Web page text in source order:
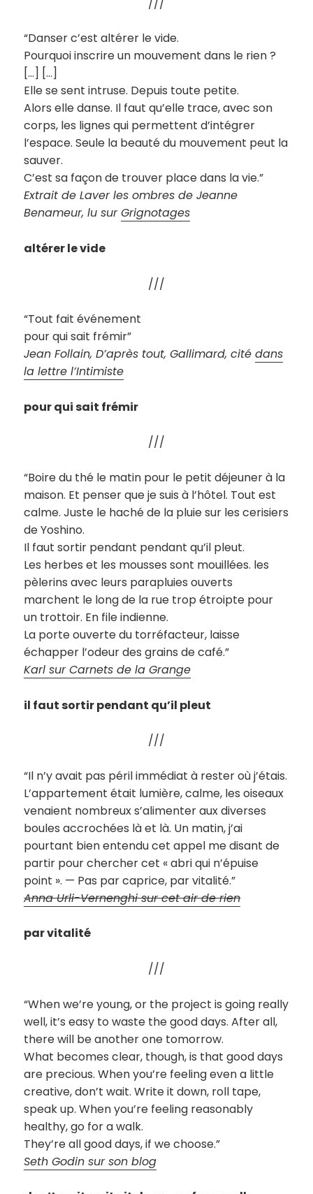
“Danser c’est altérer le vide.
Pourquoi inscrire un mouvement dans le rien ?
[…] […]
Elle se sent intruse. Depuis toute petite.
Alors elle danse. Il faut qu’elle trace, avec son
corps, les lignes qui permettent d’intégrer
l’espace. Seule la beauté du mouvement peut la
sauver.
C’est sa façon de trouver place dans la vie.”
Extrait de Laver les ombres de Jeanne
Benameur, lu surGrignotages
altérer le vide
///
“Tout fait événement
pour qui sait frémir”
Jean Follain, D’après tout, Gallimard, citédans
la lettre l’Intimiste
pour qui sait frémir
///
“Boire du thé le matin pour le petit déjeuner à la
maison. Et penser que je suis à l’hôtel. Tout est
calme. Juste le haché de la pluie sur les cerisiers
de Yoshino.
Il faut sortir pendant pendant qu’il pleut.
Les herbes et les mousses sont mouillées. les
pèlerins avec leurs parapluies ouverts
marchent le long de la rue trop étroipte pour
un trottoir. En file indienne.
La porte ouverte du torréfacteur, laisse
échapper l’odeur des grains de café.”
Karl sur Carnets de la Grange
il faut sortir pendant qu’il pleut
///
“Il n’y avait pas péril immédiat à rester où j’étais.
L’appartement était lumière, calme, les oiseaux
venaient nombreux s’alimenter aux diverses
boules accrochées là et là. Un matin, j’ai
pourtant bien entendu cet appel me disant de
partir pour chercher cet « abri qui n’épuise
point ». — Pas par caprice, par vitalité.”
Anna Urli-Vernenghi sur cet air de rien
par vitalité
///
“When we’re young, or the project is going really
well, it’s easy to waste the good days. After all,
there will be another one tomorrow.
What becomes clear, though, is that good days
are precious. When you’re feeling even a little
creative, don’t wait. Write it down, roll tape,
speak up. When you’re feeling reasonably
healthy, go for a walk.
They’re all good days, if we choose.”
Seth Godin sur son blog